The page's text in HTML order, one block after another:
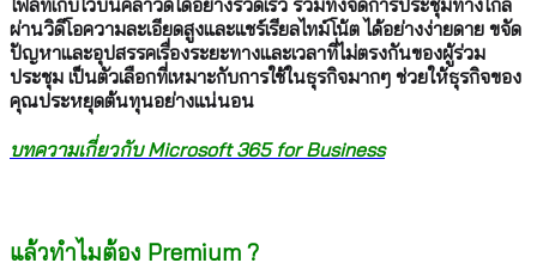
ผ่านวิดีโอความละเอียดสูงและแชร์เรียลไทม์โน้ต ได้อย่างง่ายดาย ขจัด
ปัญหาและอุปสรรคเรื่องระยะทางและเวลาที่ไม่ตรงกันของผู้ร่วม
ประชุม เป็นตัวเลือกที่เหมาะกับการใช้ในธุรกิจมากๆ ช่วยให้ธุรกิจของ
คุณประหยุดต้นทุนอย่างแน่นอน
บทความเกี่ยวกับ Microsoft 365 for Business
แล้วทำไมต้อง Premium ?